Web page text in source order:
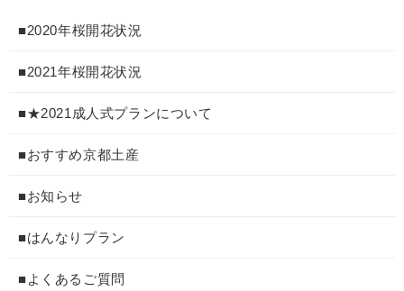
■2020年桜開花状況
■2021年桜開花状況
■★2021成人式プランについて
■おすすめ京都土産
■お知らせ
■はんなりプラン
■よくあるご質問